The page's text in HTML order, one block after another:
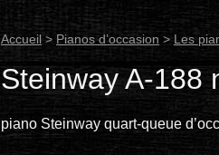
Accueil > Pianos d’occasion > Les
Steinway A-188
piano Steinway quart-queue